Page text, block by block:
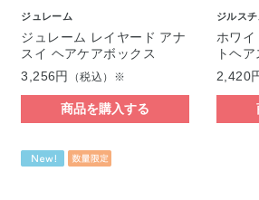
ジュレーム
ジュレーム レイヤード アナ
スイ ヘアケアボックス
3,256円
（税込）※
商品を購入する
ジルスチ
ホワ
トヘ
2,420